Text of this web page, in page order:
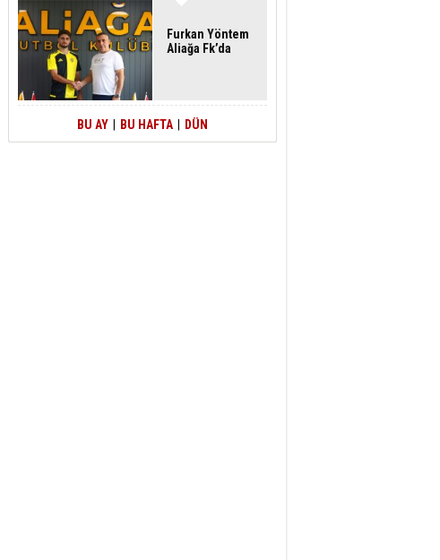
Furkan Yöntem
Aliağa Fk’da
BU AY BU HAFTA DÜN